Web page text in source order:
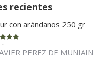
recientes
con arándanos 250 gr
5
PEREZ DE MUNIAIN